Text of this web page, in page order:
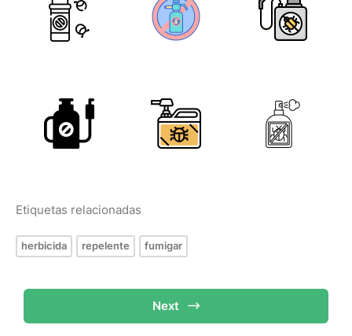
Etiquetas relacionadas
herbicida repelente fumigar
Next